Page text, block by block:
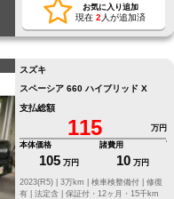
お気に入り追加
現在 2 人が追加済
スズキ
スペーシア 660 ハイブリッド X
支払総額
115
万円
本体価格
105 万円
諸費用
10 万円
修復
有 | 法定含 | 保証付・12ヶ月・15千km